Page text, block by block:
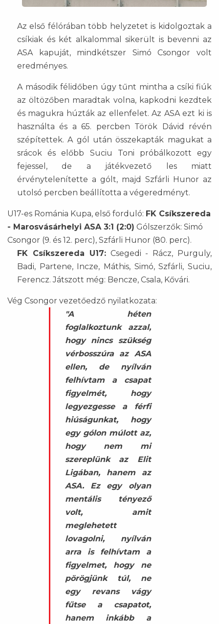
Az első félórában több helyzetet is kidolgoztak a
csíkiak és két alkalommal sikerült is bevenni az
ASA kapuját, mindkétszer Simó Csongor volt
eredményes.
A második félidőben úgy tűnt mintha a csíki fiúk
az öltözőben maradtak volna, kapkodni kezdtek
és magukra húzták az ellenfelet. Az ASA ezt ki is
használta és a 65. percben Török Dávid révén
szépítettek. A gól után összekapták magukat a
srácok és előbb Suciu Toni próbálkozott egy
fejessel, de a játékvezető les miatt
érvénytelenítette a gólt, majd Szfárli Hunor az
utolsó percben beállította a végeredményt.
U17-es Románia Kupa, első forduló: FK Csíkszereda
- Marosvásárhelyi ASA 3:1 (2:0) Gólszerzők: Simó
Csongor (9. és 12. perc), Szfárli Hunor (80. perc).
FK Csíkszereda U17:Csegedi - Rácz, Purguly,
Badi, Partene, Incze, Máthis, Simó, Szfárli, Suciu,
Ferencz. Játszott még: Bencze, Csala, Kővári.
Vég Csongor vezetőedző nyilatkozata:
"A héten
foglalkoztunk azzal,
hogy nincs szükség
vérbosszúra az ASA
ellen, de nyílván
felhívtam a csapat
figyelmét, hogy
legyezgesse a férfi
hiúságunkat, hogy
egy gólon múlott az,
hogy nem mi
szereplünk az Elit
Ligában, hanem az
ASA. Ez egy olyan
mentális tényező
volt, amit
meglehetett
lovagolni, nyílván
arra is felhívtam a
figyelmet, hogy ne
pörögjünk túl, ne
egy revans vágy
fűtse a csapatot,
hanem inkább a